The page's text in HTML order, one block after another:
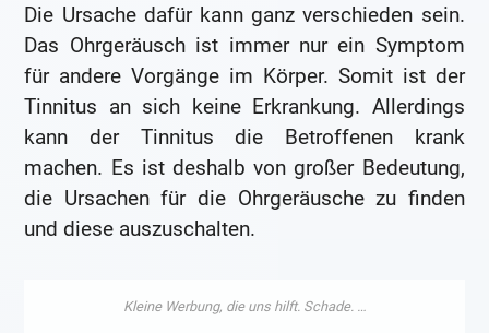
Die Ursache dafür kann ganz verschieden sein.
Das Ohrgeräusch ist immer nur ein Symptom
für andere Vorgänge im Körper. Somit ist der
Tinnitus an sich keine Erkrankung. Allerdings
kann der Tinnitus die Betroffenen krank
machen. Es ist deshalb von großer Bedeutung,
die Ursachen für die Ohrgeräusche zu finden
und diese auszuschalten.